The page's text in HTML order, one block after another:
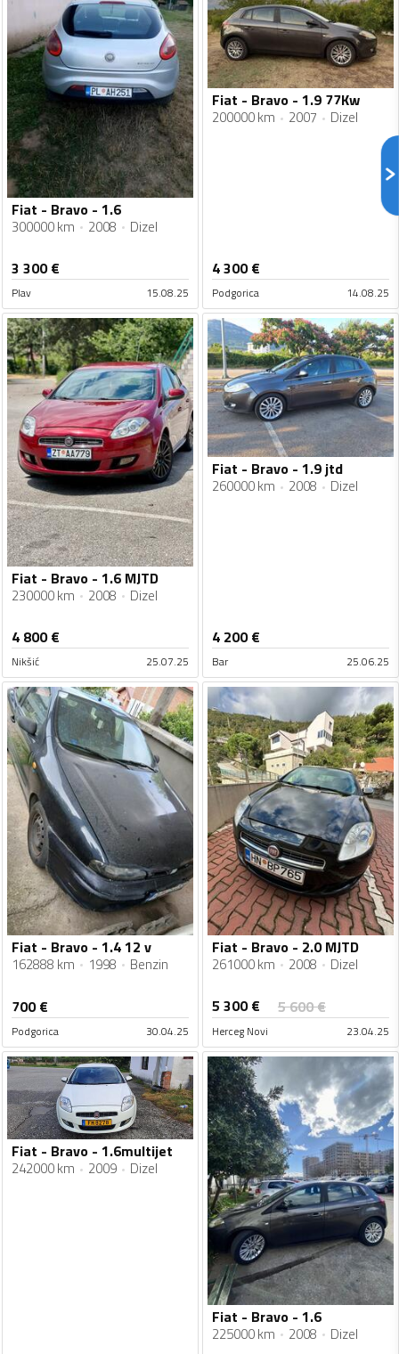
Fiat - Bravo - 1.6
300000 km 2008 Dizel
3 300€
Plav 15.08.25
Fiat - Bravo - 1.9 77Kw
200000 km 2007 Dizel
4 300€
Podgorica 14.08.25
Fiat - Bravo - 1.6 MJTD
230000 km 2008 Dizel
4 800€
Nikšić 25.07.25
Fiat - Bravo - 1.9 jtd
260000 km 2008 Dizel
4 200€
Bar 25.06.25
Fiat - Bravo - 1.4 12 v
162888 km 1998 Benzin
700€
Podgorica 30.04.25
Fiat - Bravo - 2.0 MJTD
261000 km 2008 Dizel
5 300€ 5 600€
Herceg Novi 23.04.25
Fiat - Bravo - 1.6multijet
242000 km 2009 Dizel
Fiat - Bravo - 1.6
225000 km 2008 Dizel